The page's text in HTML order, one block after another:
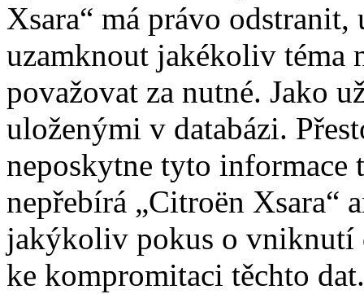
Xsara“ má právo
uzamknout jakékoliv téma
považovat za nutné. Jako
uloženými v databázi.
neposkytne tyto informace
nepřebírá „Citroën Xsara“
jakýkoliv pokus o vniknutí
ke kompromitaci těchto dat.